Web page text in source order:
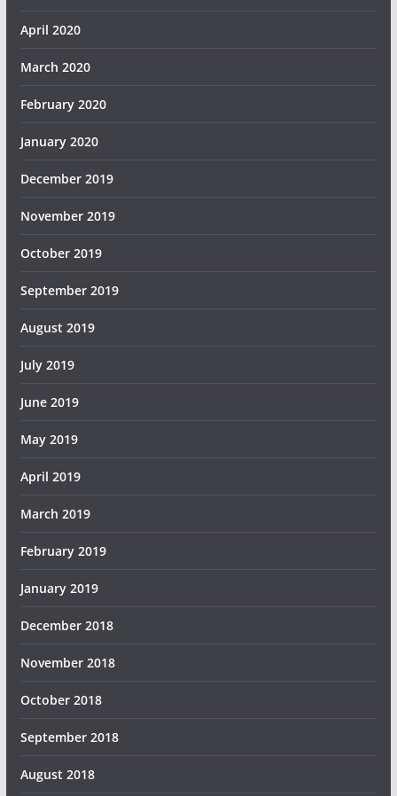
April 2020
March 2020
February 2020
January 2020
December 2019
November 2019
October 2019
September 2019
August 2019
July 2019
June 2019
May 2019
April 2019
March 2019
February 2019
January 2019
December 2018
November 2018
October 2018
September 2018
August 2018